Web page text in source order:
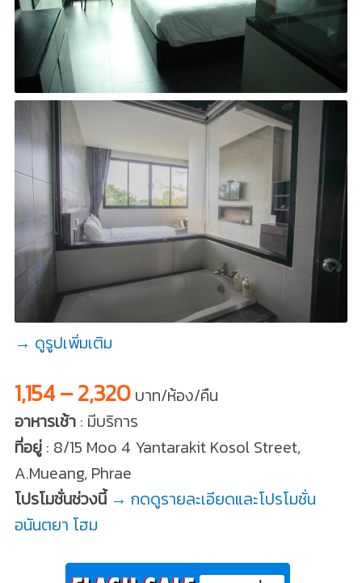
→ ดูรูปเพิ่มเติม
1,154 – 2,320บาท/ห้อง/คืน
อาหารเช้า: มีบริการ
ที่อยู่: 8/15 Moo 4 Yantarakit Kosol Street,
A.Mueang, Phrae
โปรโมชั่นช่วงนี้ → กดดูรายละเอียดและโปรโมชั่น
อนันตยา โฮม